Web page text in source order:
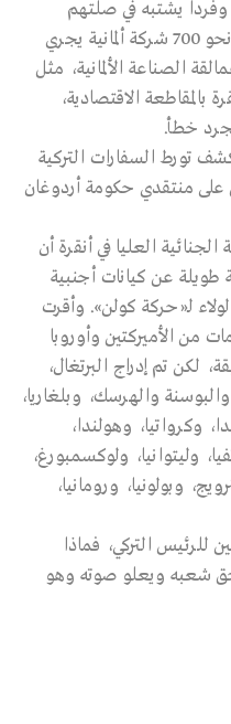
قائمة تضم 68 شركة وفرداً يشتبه في صلتهم
بالإرهاب، وجاء في المذكرة التركية أن نحو 700 شركة ألمانية يجري
الصناعة الألمانية، مثل
بالمقاطعة الاقتصادية،
خطأ.
تورط السفارات التركية
على منتقدي حكومة أردوغان
الجنائية العليا في أنقرة أن
طويلة عن كيانات أجنبية
لـ«حركة كولن». وأقرت
من الأميركتين وأوروبا
لكن تم إدراج البرتغال،
والبوسنة والهرسك، وبلغاريا،
وكرواتيا، وهولندا،
وليتوانيا، ولوكسمبورغ،
وبولونيا، ورومانيا،
التركي، فماذا
شعبه ويعلو صوته وهو